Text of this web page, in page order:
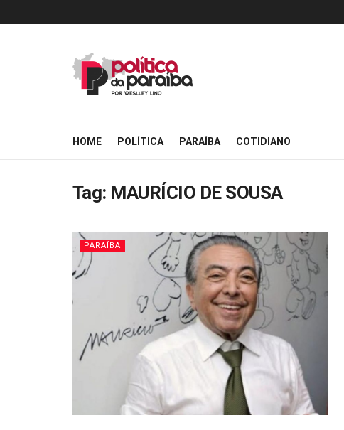
HOME POLÍTICA PARAÍBA COTIDIANO
Tag: MAURÍCIO DE SOUSA
PARAÍBA